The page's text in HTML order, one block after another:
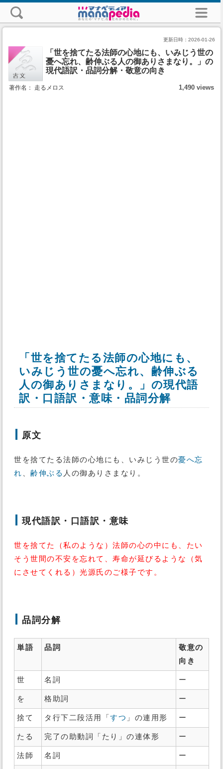
更新日時： 2026-01-26
「世を捨てたる法師の心地にも、いみじう世の
憂へ忘れ、齢伸ぶる人の御ありさまなり。」の
現代語訳・品詞分解・敬意の向き
著作名： 走るメロス 1,490 views
「世を捨てたる法師の心地にも、
いみじう世の憂へ忘れ、齢伸ぶる
人の御ありさまなり。」の現代語
訳・口語訳・意味・品詞分解
原文
世を捨てたる法師の心地にも、いみじう世の憂へ忘
れ
齢伸ぶる 人の御ありさまなり。
現代語訳・口語訳・意味
世を捨てた（私のような）法師の心の中にも、たい
そう世間の不安を忘れて、寿命が延びるような（気
にさせてくれる）光源氏のご様子です。
品詞分解
単語 品詞
敬意の
向き
世 名詞 ー
を 格助詞 ー
捨て タ行下二段活用「 すつ 」の連用形 ー
たる 完了の助動詞「たり」の連体形 ー
法師 名詞 ー